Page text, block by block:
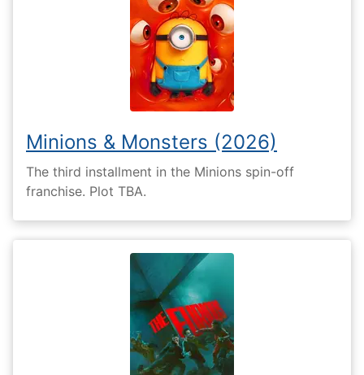
Minions & Monsters (2026)
The third installment in the Minions spin-off
franchise. Plot TBA.